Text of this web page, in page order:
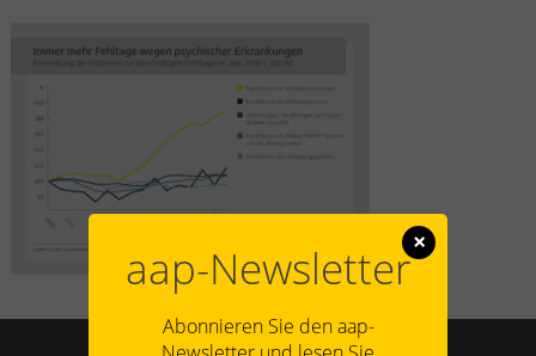
aap-Newsletter
Abonnieren Sie den aap-
×